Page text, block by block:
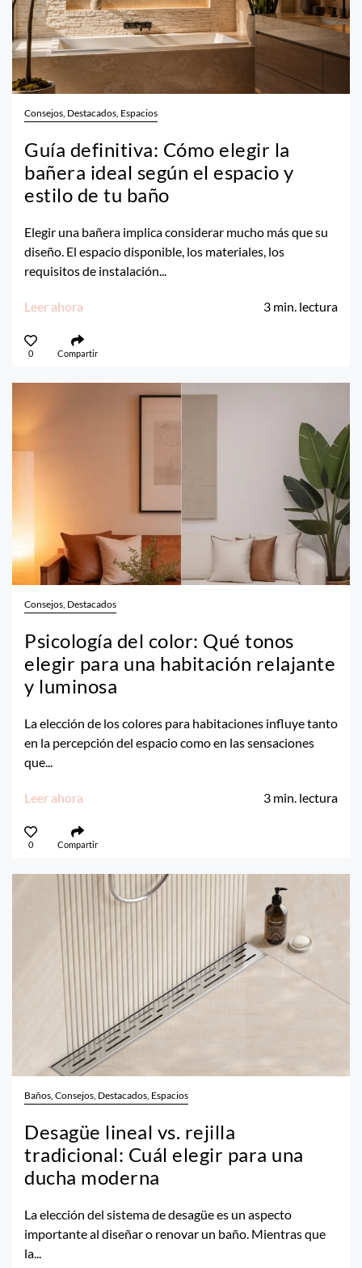
Consejos, Destacados, Espacios
Guía definitiva: Cómo elegir la
bañera ideal según el espacio y
estilo de tu baño
Elegir una bañera implica considerar mucho más que su
diseño. El espacio disponible, los materiales, los
requisitos de instalación...
Leer ahora 3 min. lectura
0 Compartir
Consejos, Destacados
Psicología del color: Qué tonos
elegir para una habitación relajante
y luminosa
La elección de los colores para habitaciones influye tanto
en la percepción del espacio como en las sensaciones
que...
Leer ahora 3 min. lectura
0 Compartir
Baños, Consejos, Destacados, Espacios
Desagüe lineal vs. rejilla
tradicional: Cuál elegir para una
ducha moderna
La elección del sistema de desagüe es un aspecto
importante al diseñar o renovar un baño. Mientras que
la...